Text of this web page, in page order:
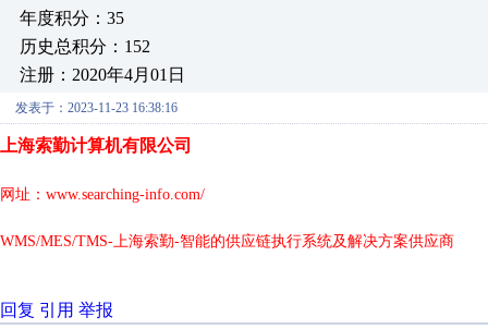
年度积分：35
历史总积分：152
注册：2020年4月01日
发表于：2023-11-23 16:38:16
上海索勤计算机有限公司
网址： www.searching-info.com/
WMS/MES/TMS-上海索勤-智能的供应链执行系统及解决方案供应商
回复 引用 举报